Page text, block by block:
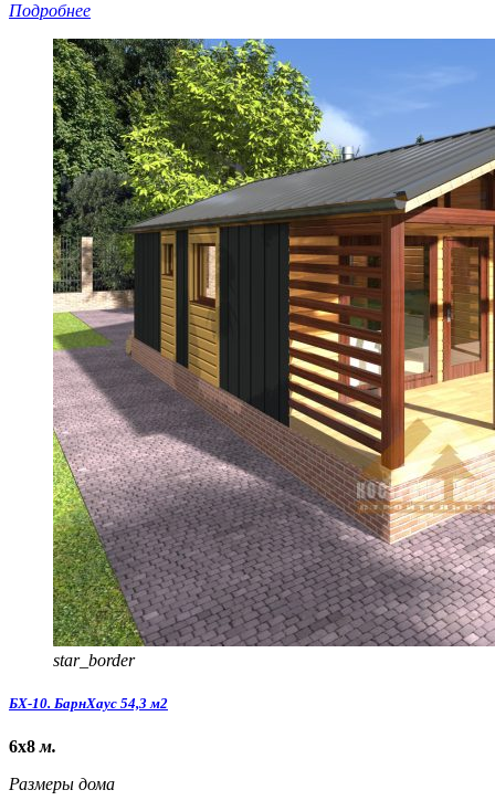
Подробнее
star_border
БХ-10. БарнХаус 54,3 м2
6х8 м.
Размеры дома